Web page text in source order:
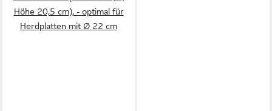
Höhe 20,5 cm), - optimal für
Herdplatten mit Ø 22 cm